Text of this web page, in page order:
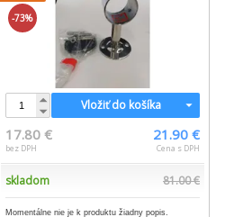
-73%
Vložiť do košíka
17.80 €
bez DPH
21.90 €
Cena s DPH
skladom 81.00 €
Momentálne nie je k produktu žiadny popis.